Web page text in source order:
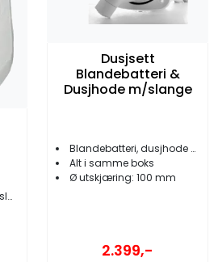
Dusjsett
Blandebatteri &
Dusjhode m/slange
Blandebatteri, dusjhode m/slange
Alt i samme boks
Ø utskjæring: 100 mm
2.399,-